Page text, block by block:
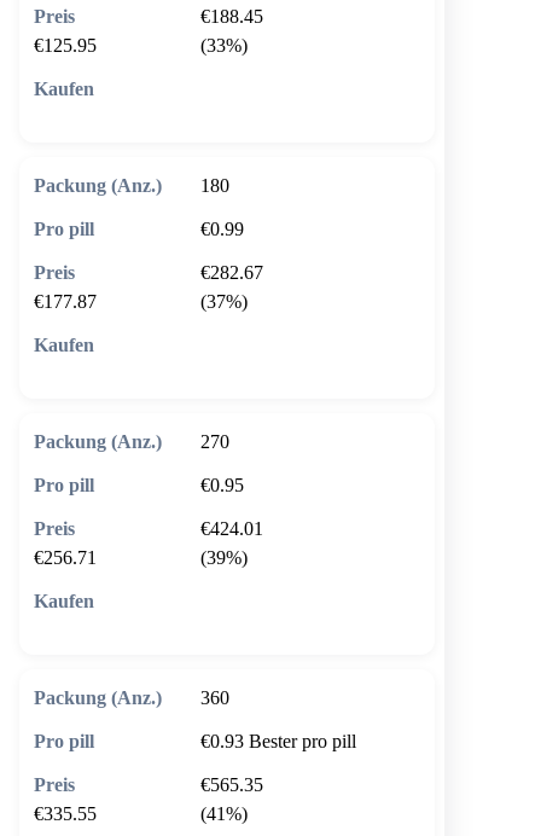
€188.45
€125.95
(33%)
180
€0.99
€282.67
€177.87
(37%)
270
€0.95
€424.01
€256.71
(39%)
360
€0.93 Bester pro pill
€565.35
€335.55
(41%)